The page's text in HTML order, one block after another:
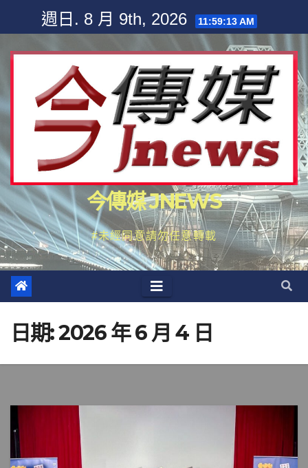
content
週日. 8 月 9th, 2026 11:59:16 AM
今傳媒 JNEWS
#未經同意請勿任意轉載
日期:2026 年 6 月 4 日